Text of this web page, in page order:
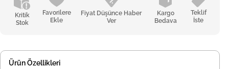
Kritik
Stok
Favorilere
Ekle
Fiyat Düşünce Haber
Ver
Kargo
Bedava
Teklif
İste
Ürün Özellikleri